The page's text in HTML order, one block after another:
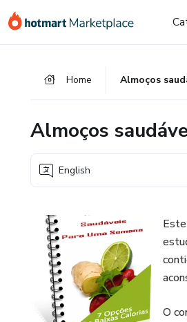
Go
Go
Go
Home
Almoços
English
O